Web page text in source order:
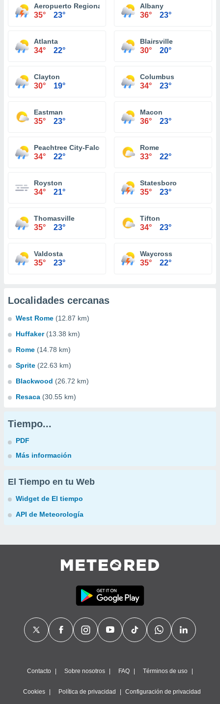
Aeropuerto Regional Augusta
35° 23°
Albany
36° 23°
Atlanta
34° 22°
Blairsville
30° 20°
Clayton
30° 19°
Columbus
34° 23°
Eastman
35° 23°
Macon
36° 23°
Peachtree City-Falcon Field Atlanta
34° 22°
Rome
33° 22°
Royston
34° 21°
Statesboro
35° 23°
Thomasville
35° 23°
Tifton
34° 23°
Valdosta
35° 23°
Waycross
35° 22°
Localidades cercanas
West Rome (12.87 km)
Huffaker (13.38 km)
Rome (14.78 km)
Sprite (22.63 km)
Blackwood (26.72 km)
Resaca (30.55 km)
Tiempo...
PDF
Más información
El Tiempo en tu Web
Widget de El tiempo
API de Meteorología
Contacto Sobre nosotros FAQ Términos de uso
Cookies Política de privacidad Configuración de privacidad